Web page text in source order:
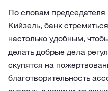
По словам
Кийзель, банк
настолько удобным,
делать добрые дела
скупятся на
благотворительность